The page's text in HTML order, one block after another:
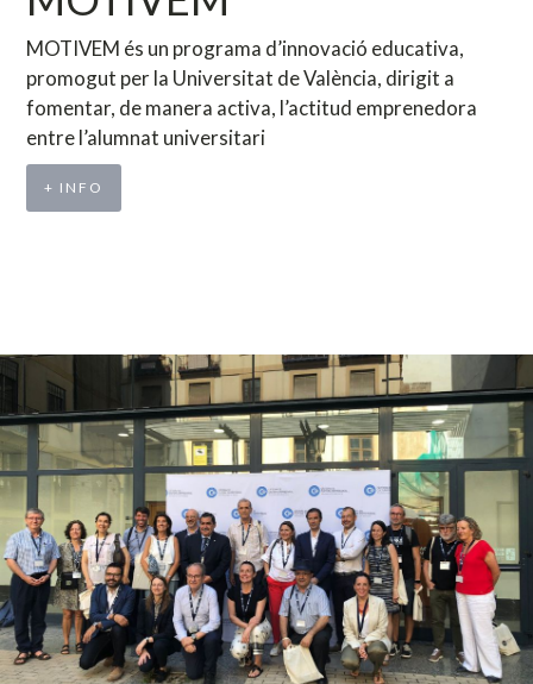
MOTIVEM és un programa d’innovació educativa,
promogut per la Universitat de València, dirigit a
fomentar, de manera activa, l’actitud emprenedora
entre l’alumnat universitari
+ INFO